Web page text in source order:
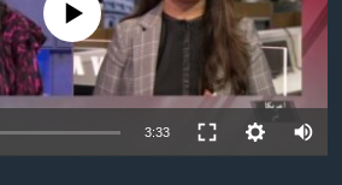
شئ
له مونږ سره په تماس کې پاتې شئ
ژبې
currently available
3:33